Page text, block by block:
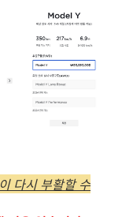
다시 부활할 수